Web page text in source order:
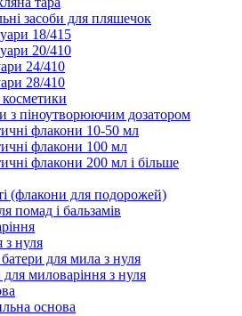
засоби для пляшечок
18/415
20/410
24/410
28/410
з піноутворюючим дозатором
флакони 10-50 мл
флакони 100 мл
флакони 200 мл і більше
(флакони для подорожей)
помад і бальзамів
з нуля
батери для мила з нуля
миловаріння з нуля
основа